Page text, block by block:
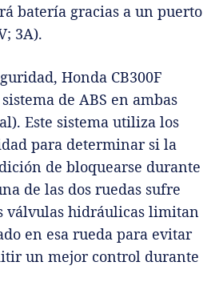
batería gracias a un puerto
3A).
Honda CB300F
de ABS en ambas
Este sistema utiliza los
para determinar si la
de bloquearse durante
de las dos ruedas sufre
válvulas hidráulicas limitan
en esa rueda para evitar
un mejor control durante